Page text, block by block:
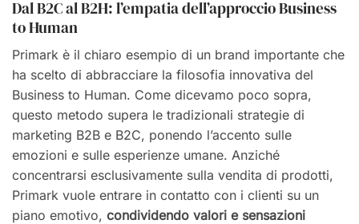
Dal B2C al B2H: l’empatia dell’approccio Business
to Human
Primark è il chiaro esempio di un brand importante che
ha scelto di abbracciare la filosofia innovativa del
Business to Human. Come dicevamo poco sopra,
questo metodo supera le tradizionali strategie di
marketing B2B e B2C, ponendo l’accento sulle
emozioni e sulle esperienze umane. Anziché
concentrarsi esclusivamente sulla vendita di prodotti,
Primark vuole entrare in contatto con i clienti su un
piano emotivo, condividendo valori e sensazioni